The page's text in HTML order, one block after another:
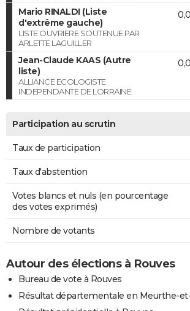
Mario RINALDI (Liste
d'extrême gauche)
LISTE OUVRIERE SOUTENUE PAR
ARLETTE LAGUILLER
Jean-Claude KAAS (Autre
liste)
ALLIANCE ECOLOGISTE
INDEPENDANTE DE LORRAINE
Participation au scrutin
Taux de participation
Taux d'abstention
Votes blancs et nuls (en pourcentage
des votes exprimés)
Nombre de votants
Autour des élections à Rouves
Bureau de vote à Rouves
Résultat départementale en Meurthe-